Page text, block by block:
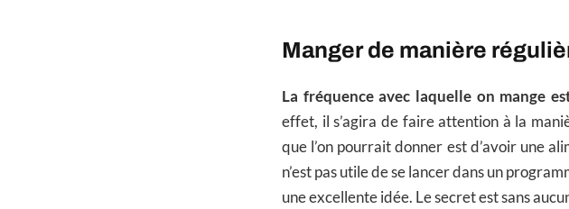
Manger de manière
La fréquence avec laquelle on mange
effet, il s’agira de faire attention à la
que l’on pourrait donner est d’avoir une
n’est pas utile de se lancer dans un
une excellente idée. Le secret est sans